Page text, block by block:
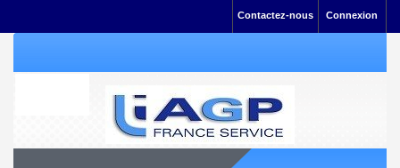
Connexion
Contactez-nous